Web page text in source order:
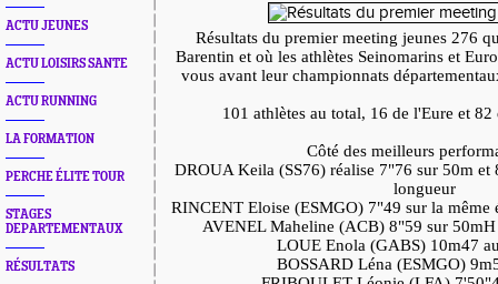
ACTU JEUNES
ACTU LOISIRS SANTE
ACTU RUNNING
LA FORMATION
PERCHE ÉLITE TOUR
STAGES
DEPARTEMENTAUX
RÉSULTATS
Résultats du premier meeting jeunes 276
Barentin et où les athlètes Seinomarins et
vous avant leur championnats
101 athlètes au total, 16 de l'Eure et
Côté des meilleurs
DROUA Keila (SS76) réalise 7"76 sur 50m
longueur
RINCENT Eloise (ESMGO) 7"49 sur la même
AVENEL Maheline (ACB) 8"59 sur
LOUE Enola (GABS) 10m47
BOSSARD Léna (ESMGO)